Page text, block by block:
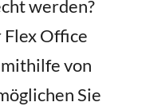
werden?
Flex Office
von
Sie